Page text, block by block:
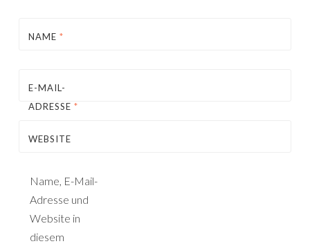
NAME *
E-MAIL-
ADRESSE *
WEBSITE
Name, E-Mail-
Adresse und
Website in
diesem